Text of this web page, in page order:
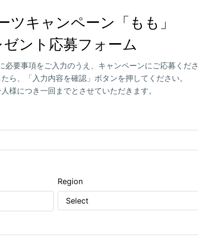
ツキャンペーン「もも」
ゼント応募フォーム
必要事項をご入力のうえ、キャンペーンにご応募くださ
ら、「入力内容を確認」ボタンを押してください。
様につき一回までとさせていただきます。
Region